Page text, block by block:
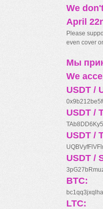
We
April
Please
even cover
Мы
We
USDT /
USDT /
USDT /
USDT /
BTC:
LTC: